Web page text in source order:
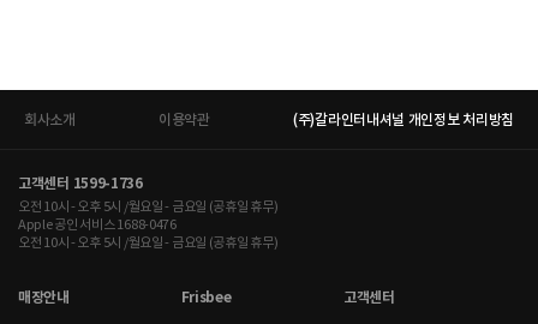
회사소개 이용약관 (주)갈라인터내셔널 개인정보 처리방침
고객센터 1599-1736
오전 10시 - 오후 5시 /월요일 - 금요일 (공휴일 휴무)
Apple 공인 서비스 1688-0476
오전 10시 - 오후 5시 /월요일 - 금요일 (공휴일 휴무)
매장안내 Frisbee 고객센터